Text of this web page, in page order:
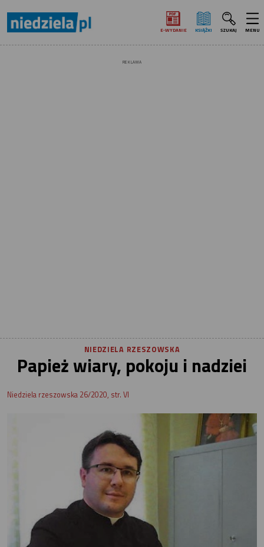
E‑WYDANIE KSIĄŻKI SZUKAJ MENU
REKLAMA
NIEDZIELA RZESZOWSKA
Papież wiary, pokoju i nadziei
Niedziela rzeszowska 26/2020, str. VI